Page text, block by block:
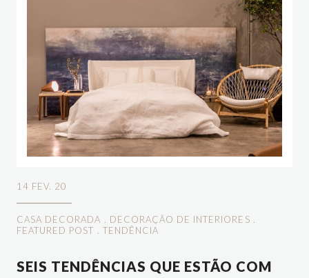
14 FEV. 20
CASA DECORADA DECORAÇÃO DE INTERIORES
FEATURED POST
TENDÊNCIA
SEIS TENDÊNCIAS QUE ESTÃO COM